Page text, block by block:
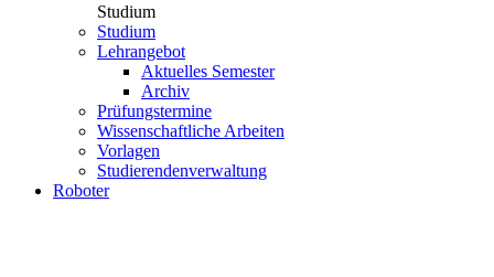
Studium
Studium
Lehrangebot
Aktuelles Semester
Archiv
Prüfungstermine
Wissenschaftliche Arbeiten
Vorlagen
Studierendenverwaltung
Roboter